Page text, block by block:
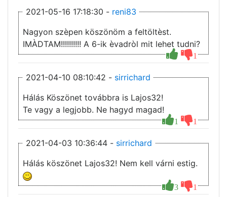
2021-05-16 17:18:30 - reni83
1
Nagyon szèpen köszönöm a feltöltèst.
IMÀDTAM!!!!!!!!!! A 6-ik èvadròl mit lehet tudni?
2021-04-10 08:10:42 - sirrichard
1 1
Hálás Köszönet továbbra is Lajos32!
Te vagy a legjobb. Ne hagyd magad!
2021-04-03 10:36:44 - sirrichard
3 1
Hálás köszönet Lajos32! Nem kell várni estig.